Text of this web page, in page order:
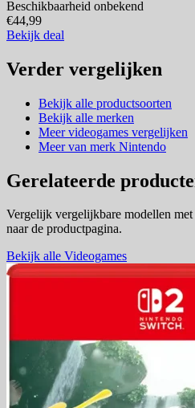
Beschikbaarheid onbekend
€44,99
Bekijk deal
Verder vergelijken
Bekijk alle productsoorten
Bekijk alle merken
Meer videogames vergelijken
Meer van merk Nintendo
Gerelateerde
Vergelijk vergelijkbare modellen
naar de productpagina.
Bekijk alle Videogames